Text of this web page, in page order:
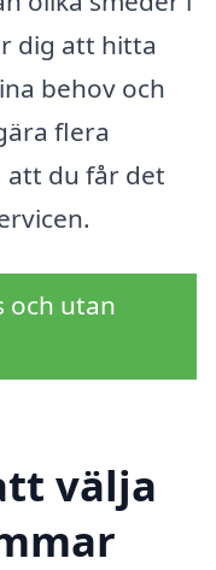
dig att hitta
behov och
flera
du får det
och utan
välja